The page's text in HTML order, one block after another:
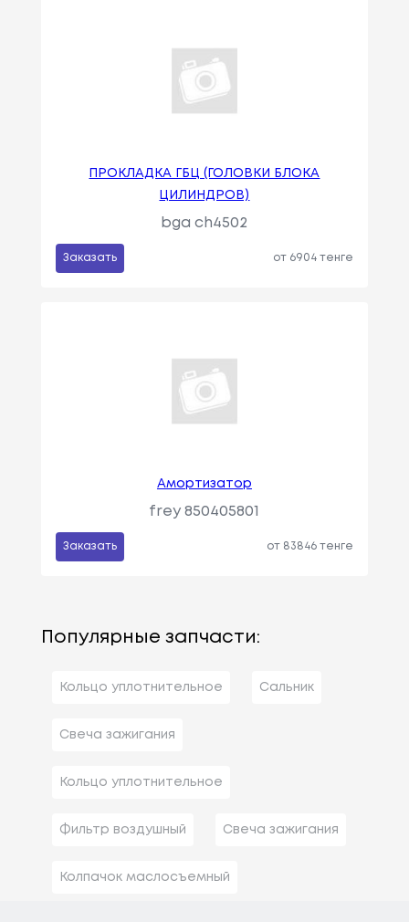
ПРОКЛАДКА ГБЦ (ГОЛОВКИ БЛОКА
ЦИЛИНДРОВ)
bga ch4502
Заказать от 6904 тенге
Амортизатор
frey 850405801
Заказать от 83846 тенге
Популярные запчасти:
Кольцо уплотнительное Сальник
Свеча зажигания
Кольцо уплотнительное
Фильтр воздушный Свеча зажигания
Колпачок маслосъемный